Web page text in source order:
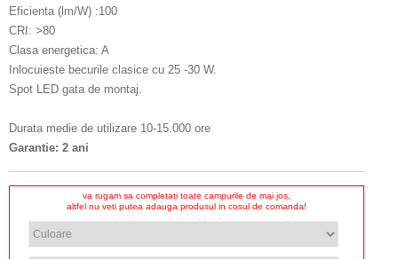
Eficienta (lm/W) :100
CRI: >80
Clasa energetica: A
Inlocuieste becurile clasice cu 25 -30 W.
Spot LED gata de montaj.
Durata medie de utilizare 10-15.000 ore
Garantie: 2 ani
va rugam sa completati toate campurile de mai jos,
altfel nu veti putea adauga produsul in cosul de comanda!